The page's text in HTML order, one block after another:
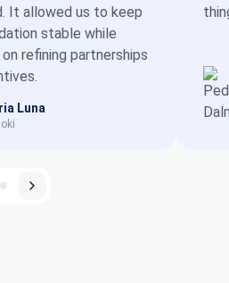
It allowed us to keep
stable while
refining partnerships
Luna